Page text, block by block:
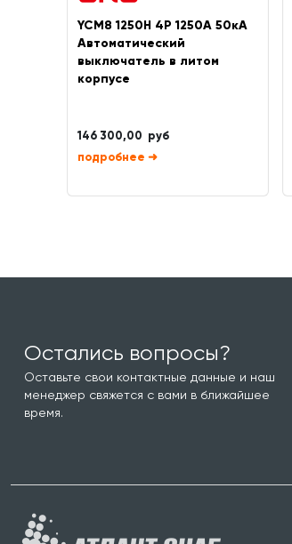
YCM8 1250H 4P 1250A 50кА
Автоматический
выключатель в литом
корпусе
146 300,00 руб
➜
Остались вопросы?
Оставьте свои контактные данные и наш
менеджер свяжется с вами в ближайшее
время.